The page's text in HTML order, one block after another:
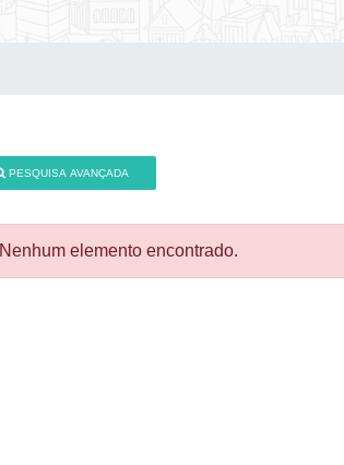
PESQUISA AVANÇADA
Nenhum elemento encontrado.